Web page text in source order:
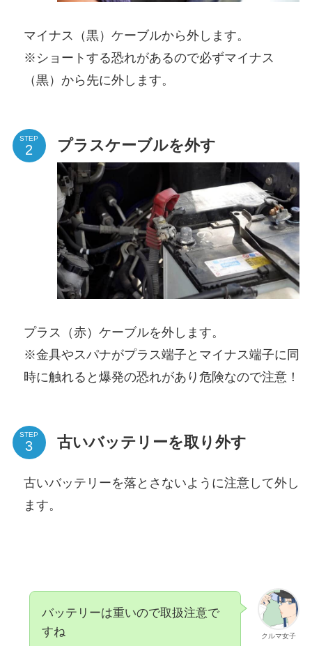
マイナス（黒）ケーブルから外します。
※ショートする恐れがあるので必ずマイナス
（黒）から先に外します。
STEP プラスケーブルを外す
プラス（赤）ケーブルを外します。
※金具やスパナがプラス端子とマイナス端子に同
時に触れると爆発の恐れがあり危険なので注意！
STEP 古いバッテリーを取り外す
古いバッテリーを落とさないように注意して外し
ます。
クルマ女子
バッテリーは重いので取扱注意で
すね